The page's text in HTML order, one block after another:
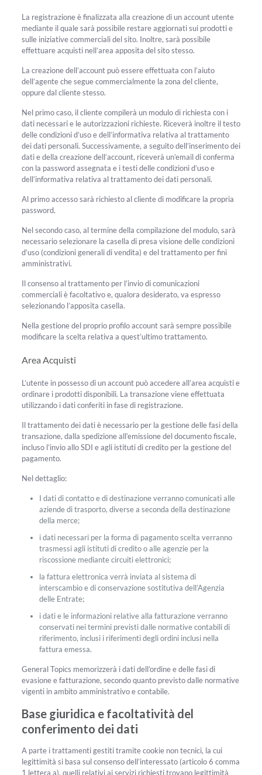
La registrazione è finalizzata alla creazione di un account utente
mediante il quale sarà possibile restare aggiornati sui prodotti e
sulle iniziative commerciali del sito. Inoltre, sarà possibile
effettuare acquisti nell’area apposita del sito stesso.
La creazione dell’account può essere effettuata con l’aiuto
dell’agente che segue commercialmente la zona del cliente,
oppure dal cliente stesso.
Nel primo caso, il cliente compilerà un modulo di richiesta con i
dati necessari e le autorizzazioni richieste. Riceverà inoltre il testo
delle condizioni d’uso e dell’informativa relativa al trattamento
dei dati personali. Successivamente, a seguito dell’inserimento dei
dati e della creazione dell’account, riceverà un’email di conferma
con la password assegnata e i testi delle condizioni d’uso e
dell’informativa relativa al trattamento dei dati personali.
Al primo accesso sarà richiesto al cliente di modificare la propria
password.
Nel secondo caso, al termine della compilazione del modulo, sarà
necessario selezionare la casella di presa visione delle condizioni
d’uso (condizioni generali di vendita) e del trattamento per fini
amministrativi.
Il consenso al trattamento per l’invio di comunicazioni
commerciali è facoltativo e, qualora desiderato, va espresso
selezionando l’apposita casella.
Nella gestione del proprio profilo account sarà sempre possibile
modificare la scelta relativa a quest’ultimo trattamento.
Area Acquisti
L’utente in possesso di un account può accedere all’area acquisti e
ordinare i prodotti disponibili. La transazione viene effettuata
utilizzando i dati conferiti in fase di registrazione.
Il trattamento dei dati è necessario per la gestione delle fasi della
transazione, dalla spedizione all’emissione del documento fiscale,
incluso l’invio allo SDI e agli istituti di credito per la gestione del
pagamento.
Nel dettaglio:
I dati di contatto e di destinazione verranno comunicati alle
aziende di trasporto, diverse a seconda della destinazione
della merce;
i dati necessari per la forma di pagamento scelta verranno
trasmessi agli istituti di credito o alle agenzie per la
riscossione mediante circuiti elettronici;
la fattura elettronica verrà inviata al sistema di
interscambio e di conservazione sostitutiva dell’Agenzia
delle Entrate;
i dati e le informazioni relative alla fatturazione verranno
conservati nei termini previsti dalle normative contabili di
riferimento, inclusi i riferimenti degli ordini inclusi nella
fattura emessa.
General Topics memorizzerà i dati dell’ordine e delle fasi di
evasione e fatturazione, secondo quanto previsto dalle normative
vigenti in ambito amministrativo e contabile.
Base giuridica e facoltatività del
conferimento dei dati
A parte i trattamenti gestiti tramite cookie non tecnici, la cui
legittimità si basa sul consenso dell’interessato (articolo 6 comma
1 lettera a), quelli relativi ai servizi richiesti trovano legittimità